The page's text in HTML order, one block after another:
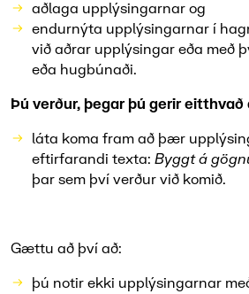
aðlaga upplýsingarnar og
endurnýta upplýsingarnar í
við aðrar upplýsingar eða með
eða hugbúnaði.
Þú verður, þegar þú gerir
láta koma fram að þær
eftirfarandi texta:Byggt á
þar sem því verður við komið.
Gættu að því að:
þú notir ekki upplýsingarnar